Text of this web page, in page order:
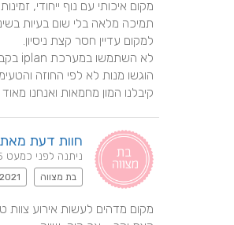
קיבלנו המון מחמאות ואנחנו
חוות דעת
ניתנה לפני כמעט 5 שנים
בת מצווה